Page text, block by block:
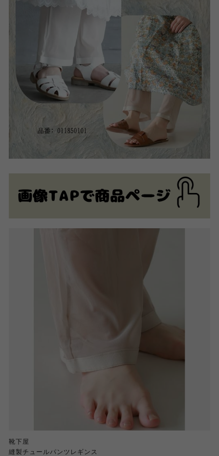
靴下屋
縫製チュールパンツレギンス